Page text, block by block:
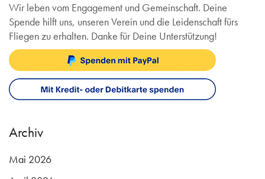
Wir leben vom Engagement und Gemeinschaft. Deine
Spende hilft uns, unseren Verein und die Leidenschaft fürs
Fliegen zu erhalten. Danke für Deine Unterstützung!
Archiv
Mai 2026